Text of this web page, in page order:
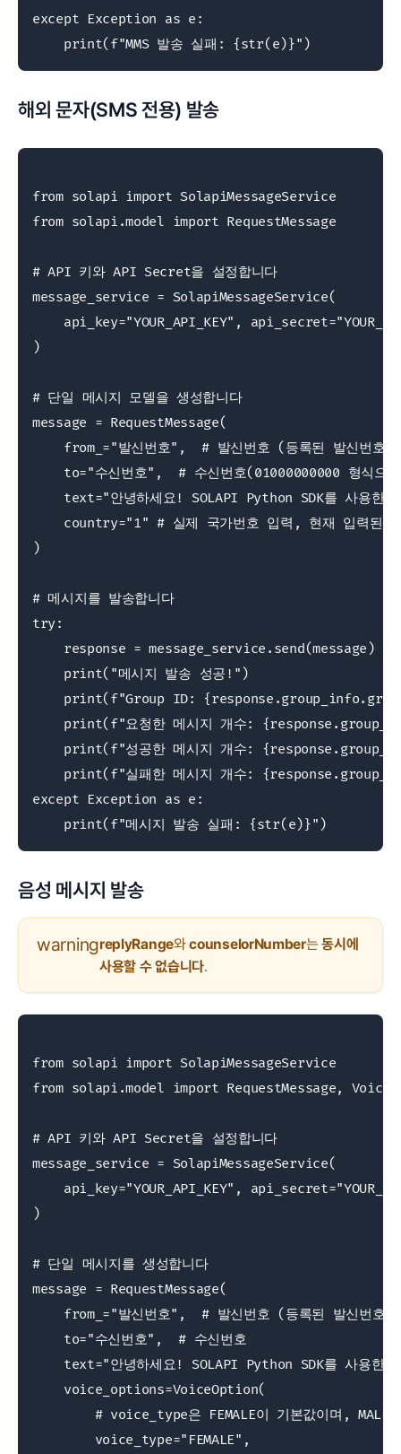
except Exception as e:
    print(f"MMS 발송 실패: {str(e)}")
해외 문자(SMS 전용) 발송
from solapi import SolapiMessageService
from solapi.model import RequestMessage
# API 키와 API Secret을 설정합니다
message_service = SolapiMessageService(
api_key="YOUR_API_KEY",
)
# 단일 메시지 모델을 생성합니다
message = RequestMessage(
from_="발신번호",  # 발신번호 (등록된 발신번호
to="수신번호",  # 수신번호(01000000000 형식으
text="안녕하세요! SOLAPI Python SDK를 사용한
country="1" # 실제 국가번호 입력, 현재 입력된
)
# 메시지를 발송합니다
try:
    response = message_service.send(message)
    print("메시지 발송 성공!")
print(f"Group ID:
print(f"요청한 메시지 개수:
print(f"성공한 메시지 개수:
print(f"실패한 메시지 개수:
except Exception as e:
    print(f"메시지 발송 실패: {str(e)}")
음성 메시지 발송
warningreplyRange와counselorNumber는동시에
사용할 수 없습니다.
from solapi import SolapiMessageService
from solapi.model import RequestMessage,
# API 키와 API Secret을 설정합니다
message_service = SolapiMessageService(
api_key="YOUR_API_KEY",
)
# 단일 메시지를 생성합니다
message = RequestMessage(
from_="발신번호",  # 발신번호 (등록된 발신번호
    to="수신번호",  # 수신번호
text="안녕하세요! SOLAPI Python SDK를 사용한
    voice_options=VoiceOption(
# voice_type은 FEMALE이 기본값이며, MALE
        voice_type="FEMALE",